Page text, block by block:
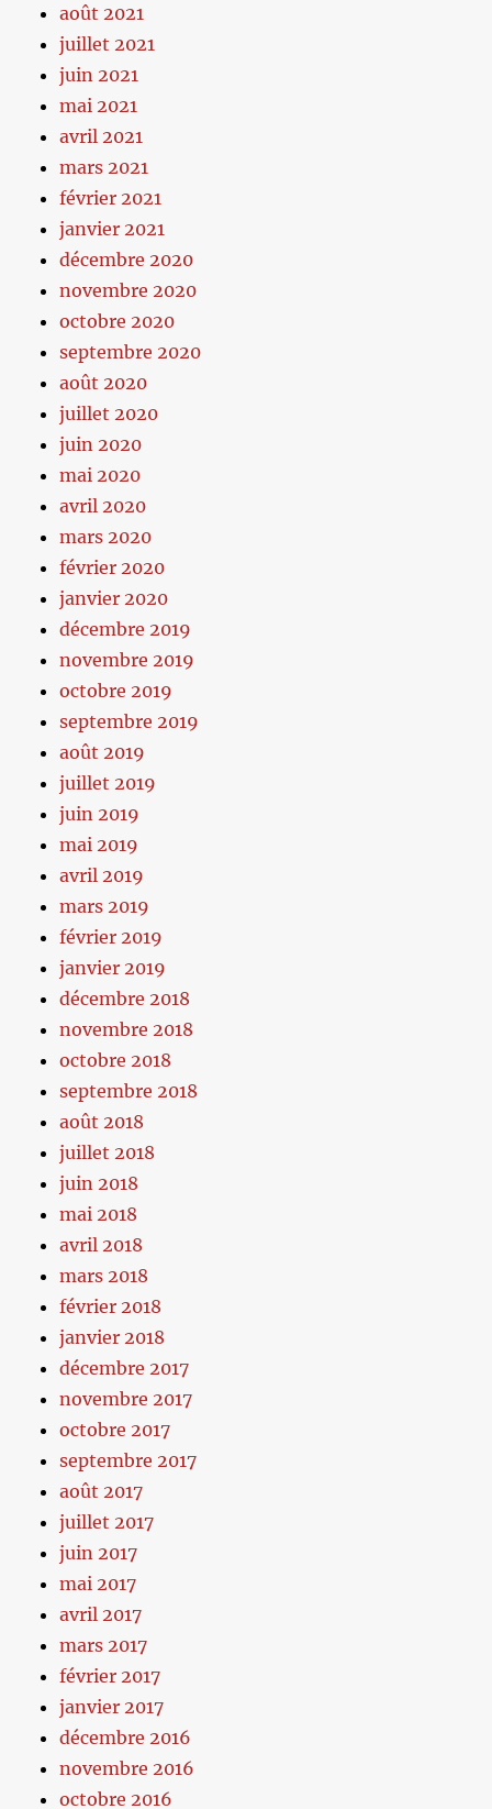
août 2021
juillet 2021
juin 2021
mai 2021
avril 2021
mars 2021
février 2021
janvier 2021
décembre 2020
novembre 2020
octobre 2020
septembre 2020
août 2020
juillet 2020
juin 2020
mai 2020
avril 2020
mars 2020
février 2020
janvier 2020
décembre 2019
novembre 2019
octobre 2019
septembre 2019
août 2019
juillet 2019
juin 2019
mai 2019
avril 2019
mars 2019
février 2019
janvier 2019
décembre 2018
novembre 2018
octobre 2018
septembre 2018
août 2018
juillet 2018
juin 2018
mai 2018
avril 2018
mars 2018
février 2018
janvier 2018
décembre 2017
novembre 2017
octobre 2017
septembre 2017
août 2017
juillet 2017
juin 2017
mai 2017
avril 2017
mars 2017
février 2017
janvier 2017
décembre 2016
novembre 2016
octobre 2016